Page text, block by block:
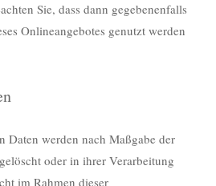
Sie, dass dann gegebenenfalls
Onlineangebotes genutzt werden
Daten werden nach Maßgabe der
oder in ihrer Verarbeitung
im Rahmen dieser